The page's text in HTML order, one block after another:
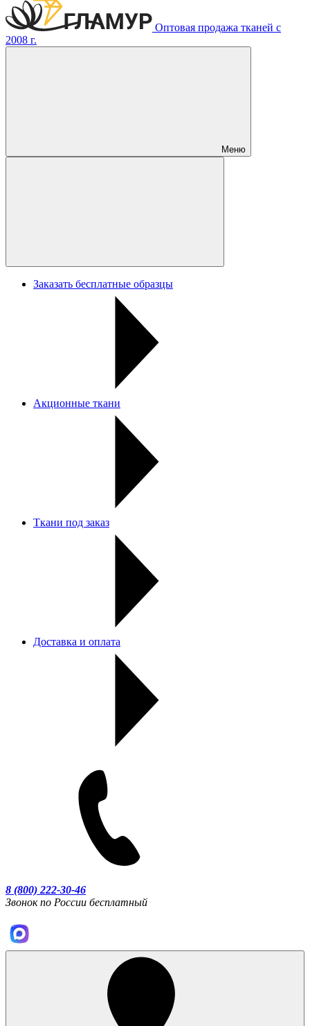
Оптовая продажа тканей с
2008 г.
Меню
Заказать бесплатные образцы
Акционные ткани
Ткани под заказ
Доставка и оплата
8 (800) 222-30-46
Звонок по России бесплатный